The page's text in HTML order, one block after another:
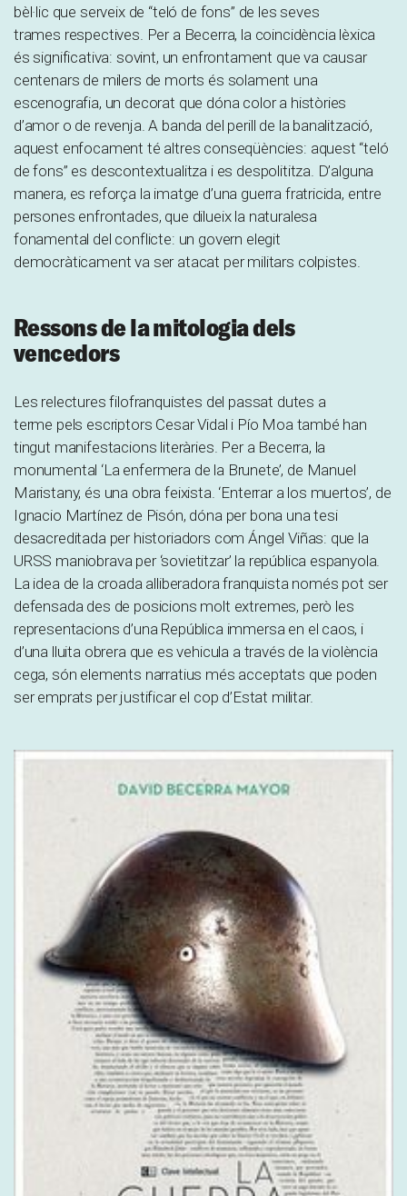
bèl·lic que serveix de “teló de fons” de les seves
trames respectives. Per a Becerra, la coincidència lèxica
és significativa: sovint, un enfrontament que va causar
centenars de milers de morts és solament una
escenografia, un decorat que dóna color a històries
d’amor o de revenja. A banda del perill de la banalització,
aquest enfocament té altres conseqüències: aquest “teló
de fons” es descontextualitza i es despolititza. D’alguna
manera, es reforça la imatge d’una guerra fratricida, entre
persones enfrontades, que dilueix la naturalesa
fonamental del conflicte: un govern elegit
democràticament va ser atacat per militars colpistes.
Ressons de la mitologia dels
vencedors
Les relectures filofranquistes del passat dutes a
terme pels escriptors Cesar Vidal i Pío Moa també han
tingut manifestacions literàries. Per a Becerra, la
monumental ‘La enfermera de la Brunete’, de Manuel
Maristany, és una obra feixista. ‘Enterrar a los muertos’, de
Ignacio Martínez de Pisón, dóna per bona una tesi
desacreditada per historiadors com Ángel Viñas: que la
URSS maniobrava per ‘sovietitzar’ la república espanyola.
La idea de la croada alliberadora franquista només pot ser
defensada des de posicions molt extremes, però les
representacions d’una República immersa en el caos, i
d’una lluita obrera que es vehicula a través de la violència
cega, són elements narratius més acceptats que poden
ser emprats per justificar el cop d’Estat militar.